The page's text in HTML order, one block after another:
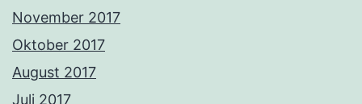
November 2017
Oktober 2017
August 2017
Juli 2017